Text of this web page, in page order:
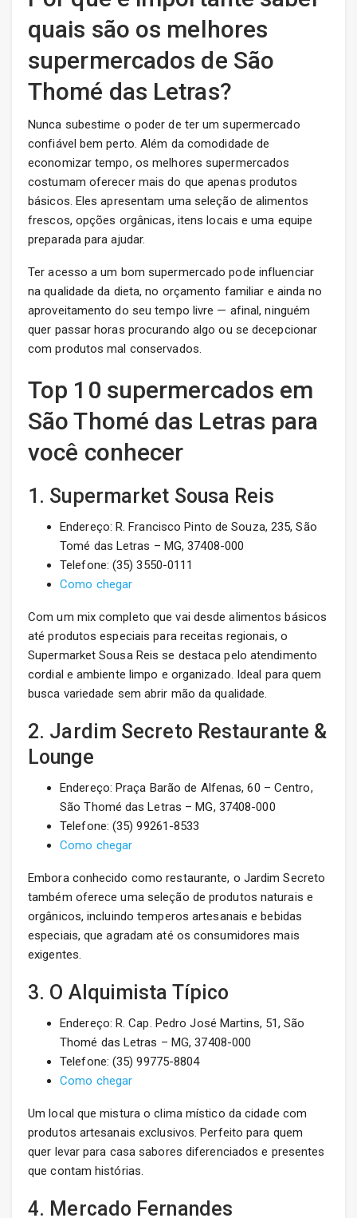
quais são os melhores
supermercados de São
Thomé das Letras?
Nunca subestime o poder de ter um supermercado
confiável bem perto. Além da comodidade de
economizar tempo, os melhores supermercados
costumam oferecer mais do que apenas produtos
básicos. Eles apresentam uma seleção de alimentos
frescos, opções orgânicas, itens locais e uma equipe
preparada para ajudar.
Ter acesso a um bom supermercado pode influenciar
na qualidade da dieta, no orçamento familiar e ainda no
aproveitamento do seu tempo livre — afinal, ninguém
quer passar horas procurando algo ou se decepcionar
com produtos mal conservados.
Top 10 supermercados em
São Thomé das Letras para
você conhecer
1. Supermarket Sousa Reis
Endereço: R. Francisco Pinto de Souza, 235, São
Tomé das Letras – MG, 37408-000
Telefone: (35) 3550-0111
Como chegar
Com um mix completo que vai desde alimentos básicos
até produtos especiais para receitas regionais, o
Supermarket Sousa Reis se destaca pelo atendimento
cordial e ambiente limpo e organizado. Ideal para quem
busca variedade sem abrir mão da qualidade.
2. Jardim Secreto Restaurante &
Lounge
Endereço: Praça Barão de Alfenas, 60 – Centro,
São Thomé das Letras – MG, 37408-000
Telefone: (35) 99261-8533
Como chegar
Embora conhecido como restaurante, o Jardim Secreto
também oferece uma seleção de produtos naturais e
orgânicos, incluindo temperos artesanais e bebidas
especiais, que agradam até os consumidores mais
exigentes.
3. O Alquimista Típico
Endereço: R. Cap. Pedro José Martins, 51, São
Thomé das Letras – MG, 37408-000
Telefone: (35) 99775-8804
Como chegar
Um local que mistura o clima místico da cidade com
produtos artesanais exclusivos. Perfeito para quem
quer levar para casa sabores diferenciados e presentes
que contam histórias.
4. Mercado Fernandes